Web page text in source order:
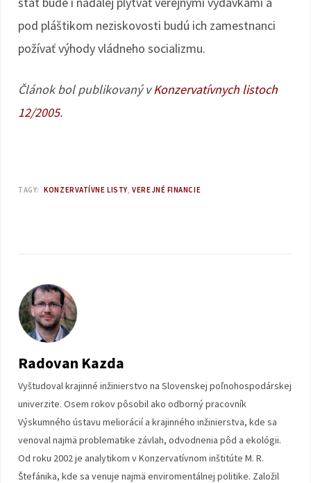
pod pláštikom neziskovosti budú ich zamestnanci
požívať výhody vládneho socializmu.
Článok bol publikovaný vKonzervatívnych listoch
12/2005.
TAGY: KONZERVATÍVNE LISTY VEREJNÉ FINANCIE
Radovan Kazda
Vyštudoval krajinné inžinierstvo na Slovenskej poľnohospodárskej
univerzite. Osem rokov pôsobil ako odborný pracovník
Výskumného ústavu meliorácií a krajinného inžinierstva, kde sa
venoval najmä problematike závlah, odvodnenia pôd a ekológii.
Od roku 2002 je analytikom v Konzervatívnom inštitúte M. R.
Štefánika, kde sa venuje najmä enviromentálnej politike. Založil